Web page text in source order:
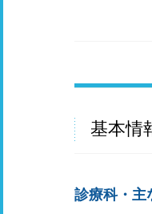
基本情
診療科・主